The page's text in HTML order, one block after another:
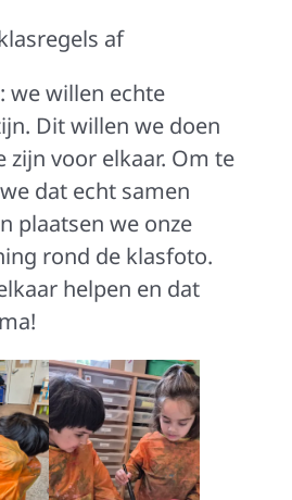
af
we willen echte
Dit willen we doen
zijn voor elkaar. Om te
dat echt samen
plaatsen we onze
rond de klasfoto.
helpen en dat